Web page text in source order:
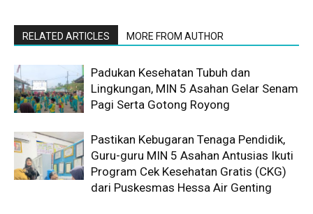
RELATED ARTICLES MORE FROM AUTHOR
Padukan Kesehatan Tubuh dan
Lingkungan, MIN 5 Asahan Gelar Senam
Pagi Serta Gotong Royong
Pastikan Kebugaran Tenaga Pendidik,
Guru-guru MIN 5 Asahan Antusias Ikuti
Program Cek Kesehatan Gratis (CKG)
dari Puskesmas Hessa Air Genting